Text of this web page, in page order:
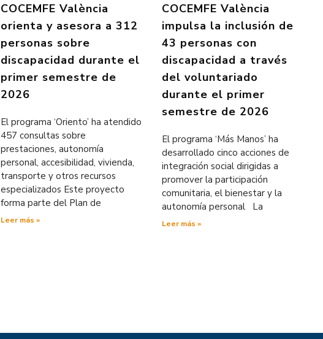
COCEMFE València
orienta y asesora a 312
personas sobre
discapacidad durante el
primer semestre de
2026
El programa ‘Oriento’ ha atendido
457 consultas sobre
prestaciones, autonomía
personal, accesibilidad, vivienda,
transporte y otros recursos
especializados Este proyecto
forma parte del Plan de
Leer más »
COCEMFE València
impulsa la inclusión de
43 personas con
discapacidad a través
del voluntariado
durante el primer
semestre de 2026
El programa ‘Más Manos’ ha
desarrollado cinco acciones de
integración social dirigidas a
promover la participación
comunitaria, el bienestar y la
autonomía personal La
Leer más »